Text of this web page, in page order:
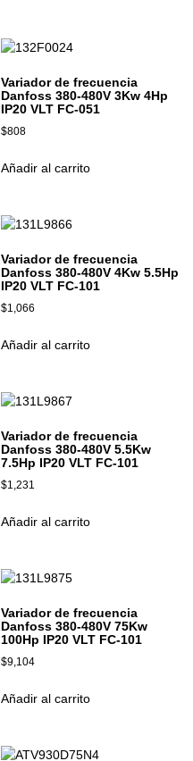
Variador de frecuencia
Danfoss 380-480V 3Kw 4Hp
IP20 VLT FC-051
$808
Añadir al carrito
Variador de frecuencia
Danfoss 380-480V 4Kw 5.5Hp
IP20 VLT FC-101
$1,066
Añadir al carrito
Variador de frecuencia
Danfoss 380-480V 5.5Kw
7.5Hp IP20 VLT FC-101
$1,231
Añadir al carrito
Variador de frecuencia
Danfoss 380-480V 75Kw
100Hp IP20 VLT FC-101
$9,104
Añadir al carrito